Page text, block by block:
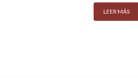
LEER MÁS